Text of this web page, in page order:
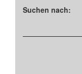
Suchen nach: